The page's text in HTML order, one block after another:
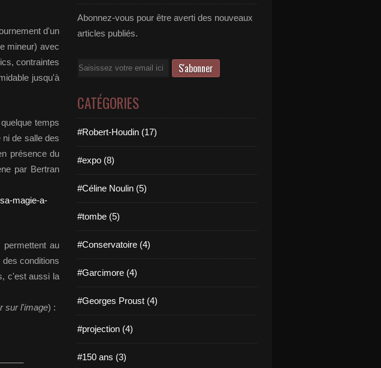
d'un
mineur) avec
contraintes
jusqu'à
temps
de salle des
présence du
par Bertran
magie-a-
au
conditions
c'est aussi la
sur l'image) :
Abonnez-vous pour être averti des nouveaux
articles publiés.
Email
CATÉGORIES
#Robert-Houdin (17)
#expo (8)
#Céline Noulin (5)
#tombe (5)
#Conservatoire (4)
#Garcimore (4)
#Georges Proust (4)
#projection (4)
#150 ans (3)